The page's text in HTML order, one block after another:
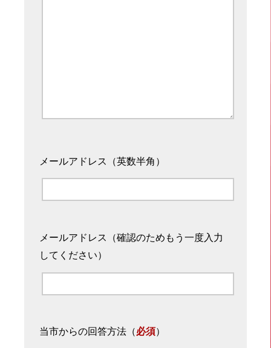
メールアドレス（英数半角）
メールアドレス（確認のためもう一度入力
してください）
当市からの回答方法 （必須）